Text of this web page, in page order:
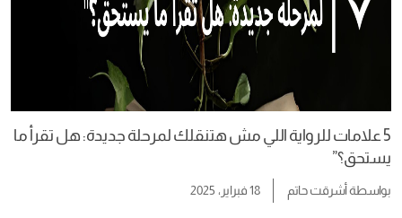
5 علامات للرواية اللي مش هتنقلك لمرحلة جديدة: هل تقرأ ما
يستحق؟”
بواسطةأشرقت حاتم 18 فبراير، 2025